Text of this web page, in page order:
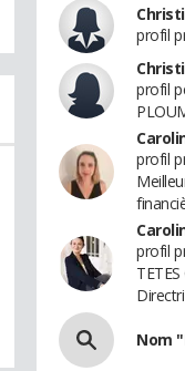
profil
profil
profil
profil
TETES
Nom